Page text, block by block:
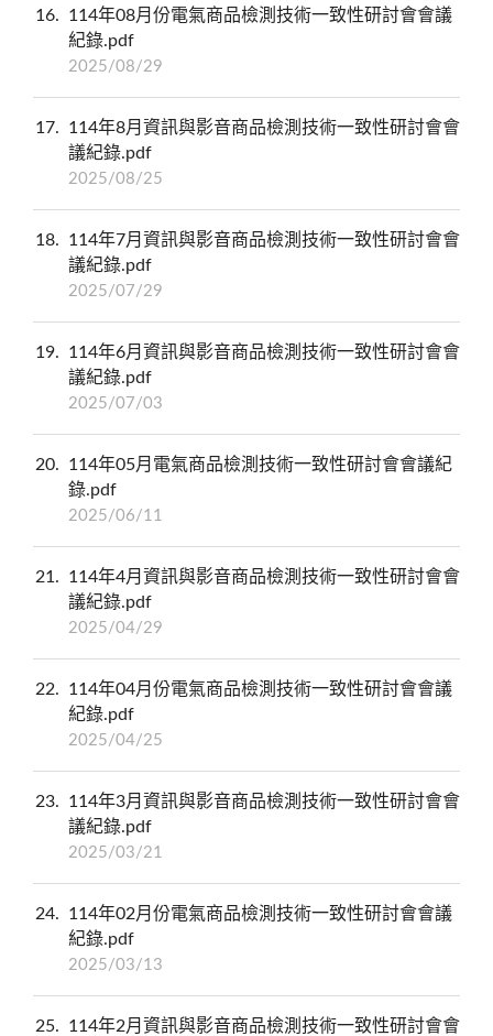
16
114年08月份電氣商品檢測技術一致性研討會會議
紀錄.pdf
2025/08/29
17
114年8月資訊與影音商品檢測技術一致性研討會會
議紀錄.pdf
2025/08/25
18
114年7月資訊與影音商品檢測技術一致性研討會會
議紀錄.pdf
2025/07/29
19
114年6月資訊與影音商品檢測技術一致性研討會會
議紀錄.pdf
2025/07/03
20
114年05月電氣商品檢測技術一致性研討會會議紀
錄.pdf
2025/06/11
21
114年4月資訊與影音商品檢測技術一致性研討會會
議紀錄.pdf
2025/04/29
22
114年04月份電氣商品檢測技術一致性研討會會議
紀錄.pdf
2025/04/25
23
114年3月資訊與影音商品檢測技術一致性研討會會
議紀錄.pdf
2025/03/21
24
114年02月份電氣商品檢測技術一致性研討會會議
紀錄.pdf
2025/03/13
25
114年2月資訊與影音商品檢測技術一致性研討會會